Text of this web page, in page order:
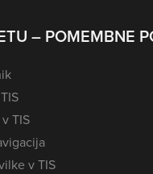
– POMEMBNE
TIS
v TIS